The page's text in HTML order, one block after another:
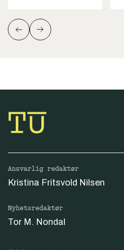
Ansvarlig redaktør
Kristina Fritsvold Nilsen
Nyhetsredaktør
Tor M. Nondal